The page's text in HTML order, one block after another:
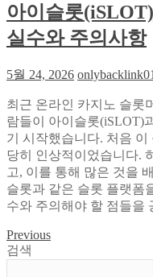
아이슬롯
실수와 주의사항
5월 24, 2026 onlybacklink01
최근 온라인 카지노 슬롯
람들이 아이슬롯(iSLOT)
기 시작했습니다. 처음
당히 인상적이었습니다.
고, 이를 통해 많은 것을
슬롯과 같은 슬롯 플랫폼
수와 주의해야 할 점들
글
탐
Previous
검색